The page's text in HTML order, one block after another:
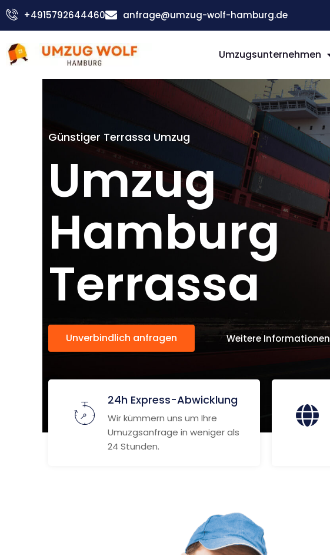
Zum
Inhalt
+4915792644460 anfrage@umzug-wolf-hamburg.de
Umzugsunternehmen
Günstiger Terrassa Umzug
Umzug
Hamburg
Terrassa
Unverbindlich anfragen Weitere Informationen
24h Express-Abwicklung
Wir kümmern uns um Ihre
Umuzgsanfrage in weniger als
24 Stunden.